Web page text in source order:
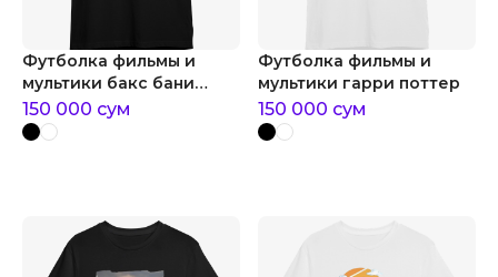
Футболка фильмы и
мультики бакс бани
баскетболист
150 000 сум
Футболка фильмы и
мультики гарри поттер
150 000 сум